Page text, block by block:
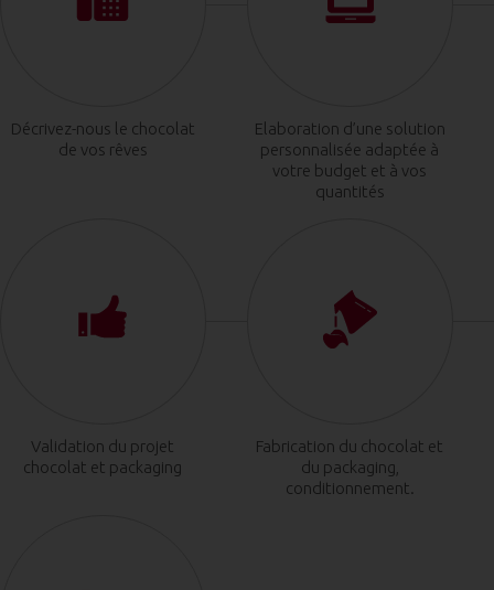
Décrivez-nous le chocolat
de vos rêves
Elaboration d’une solution
personnalisée adaptée à
votre budget et à vos
quantités
Validation du projet
chocolat et packaging
Fabrication du chocolat et
du packaging,
conditionnement.